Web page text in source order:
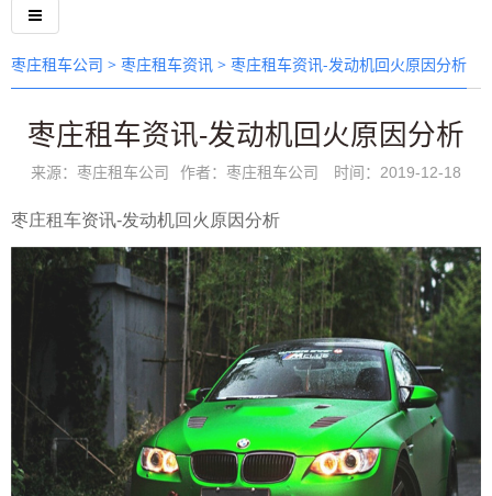
枣庄租车公司 > 枣庄租车资讯 > 枣庄租车资讯-发动机回火原因分析
枣庄租车资讯-发动机回火原因分析
来源：枣庄租车公司 作者：枣庄租车公司 时间：2019-12-18
枣庄租车资讯-发动机回火原因分析